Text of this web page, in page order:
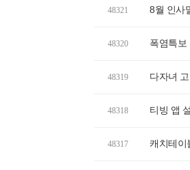
48321 8월 인사
48320 폭염특보
48319 다자녀
48318 티빙 앱
48317 캐치테이